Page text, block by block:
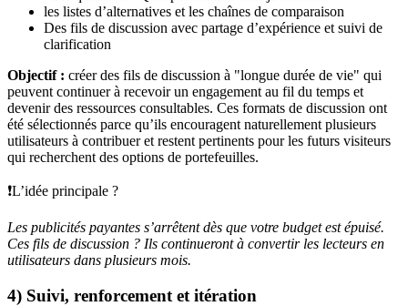
les listes d’alternatives et les chaînes de comparaison
Des fils de discussion avec partage d’expérience et suivi de
clarification
Objectif : créer des fils de discussion à "longue durée de vie" qui
peuvent continuer à recevoir un engagement au fil du temps et
devenir des ressources consultables. Ces formats de discussion ont
été sélectionnés parce qu’ils encouragent naturellement plusieurs
utilisateurs à contribuer et restent pertinents pour les futurs visiteurs
qui recherchent des options de portefeuilles.
❗L’idée principale ?
Les publicités payantes s’arrêtent dès que votre budget est épuisé.
Ces fils de discussion ? Ils continueront à convertir les lecteurs en
utilisateurs dans plusieurs mois.
4) Suivi, renforcement et itération